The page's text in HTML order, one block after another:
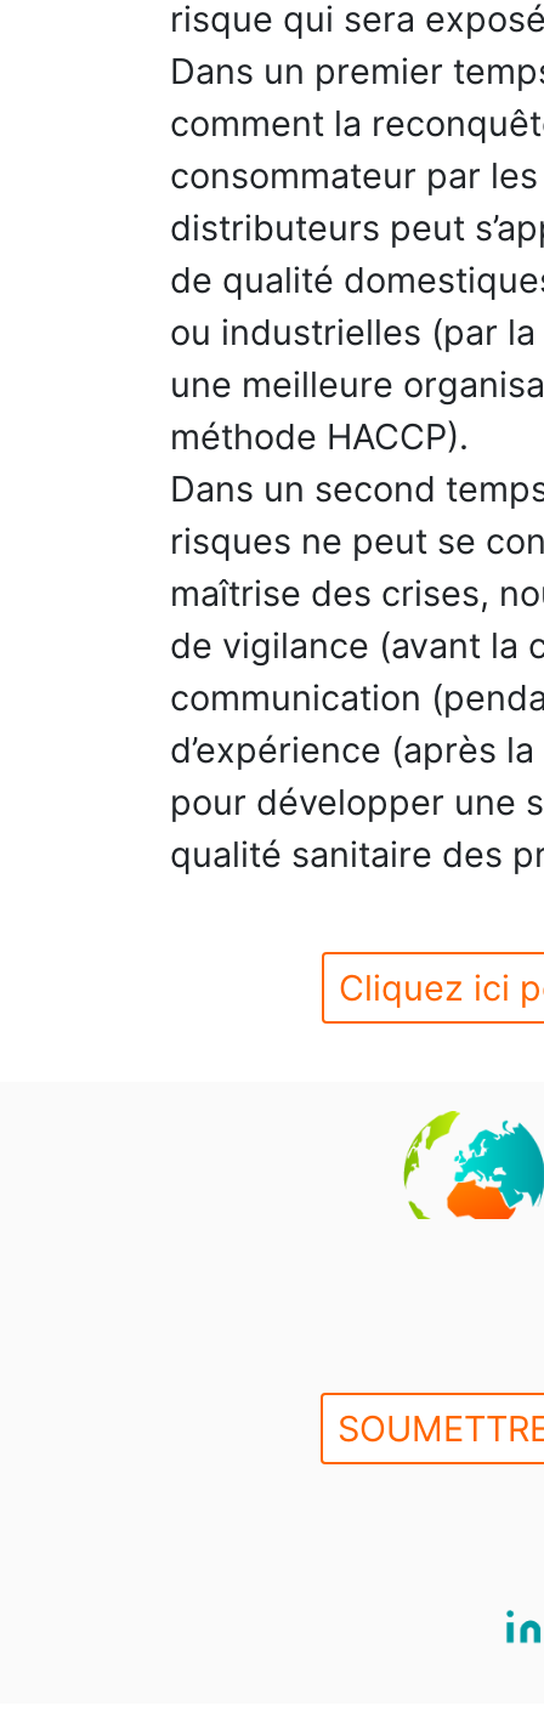
risque qui sera
Dans un premier
comment la
consommateur par
distributeurs peut
de qualité
ou industrielles (par
une meilleure
méthode HACCP).
Dans un second
risques ne peut se
maîtrise des crises,
de vigilance (avant la
communication
d’expérience (après
pour développer une
qualité sanitaire des
Cliquez ici